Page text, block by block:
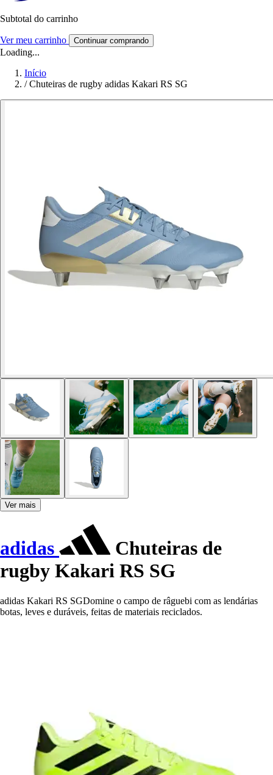
Subtotal do carrinho
Ver meu carrinho Continuar comprando
Loading...
Início
/ Chuteiras de rugby adidas Kakari RS SG
Ver mais
adidas
Chuteiras de
rugby Kakari RS SG
adidas Kakari RS SGDomine o campo de râguebi com as lendárias
botas, leves e duráveis, feitas de materiais reciclados.